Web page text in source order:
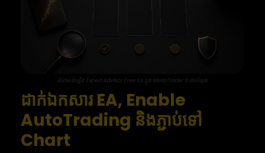
ជំហានដំឡើង Expert Advisor Free EA ក្នុង MetaTrader 5 ជាក់ស្ដែង
ដាក់ឯកសារ EA, Enable
AutoTrading និងភ្ជាប់ទៅ
Chart